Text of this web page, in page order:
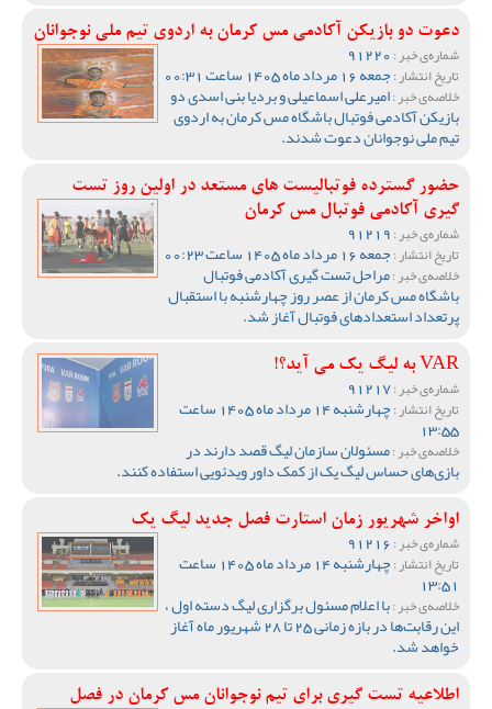
دعوت دو بازیکن آکادمی مس کرمان به اردوی تیم ملی نوجوانان
شماره‌ی خبر :
تاریخ انتشار :جمعه 16 مرداد ماه 1405 ساعت 00:31
خلاصه‌ی خبر :امیرعلی اسماعیلی و بردیا بنی اسدی دو
بازیکن آکادمی فوتبال باشگاه مس کرمان به اردوی
تیم ملی نوجوانان دعوت شدند.
حضور گسترده فوتبالیست های مستعد در اولین روز تست
گیری آکادمی فوتبال مس کرمان
شماره‌ی خبر :
تاریخ انتشار :جمعه 16 مرداد ماه 1405 ساعت 00:23
خلاصه‌ی خبر :مراحل تست گیری آکادمی فوتبال
باشگاه مس کرمان از عصر روز چهارشنبه با استقبال
پرتعداد استعدادهای فوتبال آغاز شد.
VAR به لیگ یک می آید؟!
شماره‌ی خبر :
تاریخ انتشار : چهارشنبه 14 مرداد ماه 1405 ساعت
13:55
خلاصه‌ی خبر :مسئولان سازمان لیگ قصد دارند در
بازی‌های حساس لیگ یک از کمک داور ویدئویی استفاده کنند.
اواخر شهریور زمان استارت فصل جدید لیگ یک
شماره‌ی خبر :
تاریخ انتشار : چهارشنبه 14 مرداد ماه 1405 ساعت
13:51
خلاصه‌ی خبر :با اعلام مسئول برگزاری لیگ دسته اول ،
این رقابت‌ها در بازه زمانی 25 تا 28 شهریور ماه آغاز
خواهد شد.
اطلاعیه تست گیری برای تیم نوجوانان مس کرمان در فصل